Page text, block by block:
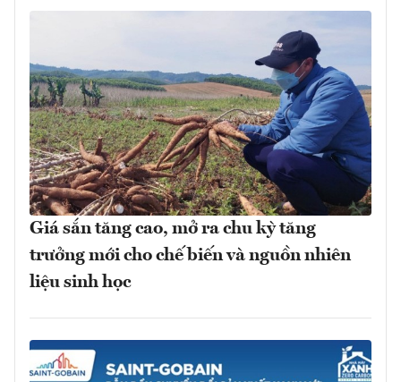
Giá sắn tăng cao, mở ra chu kỳ tăng
trưởng mới cho chế biến và nguồn nhiên
liệu sinh học